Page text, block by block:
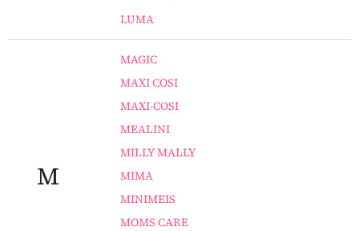
LUMA
M
MAGIC
MAXI COSI
MAXI-COSI
MEALINI
MILLY MALLY
MIMA
MINIMEIS
MOMS CARE